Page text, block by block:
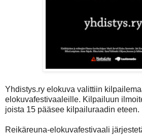
Yhdistys.ry elokuva valittiin
elokuvafestivaaleille. Kilpailuun
joista 15 pääsee kilpailuraadin eteen.
Reikäreuna-elokuvafestivaali